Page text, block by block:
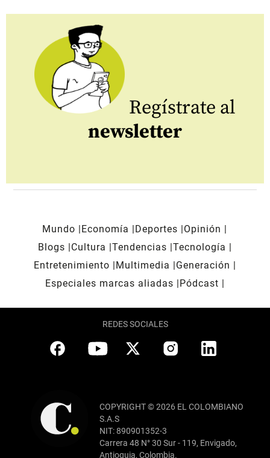
Regístrate al
newsletter
Mundo Economía Deportes
Opinión
Blogs
Cultura Tendencias Tecnología
Entretenimiento
Multimedia
Generación
Especiales marcas aliadas
Pódcast
REDES SOCIALES
COPYRIGHT © 2026 EL COLOMBIANO
S.A.S
NIT: 890901352-3
Carrera 48 N° 30 Sur - 119, Envigado,
Antioquia, Colombia.